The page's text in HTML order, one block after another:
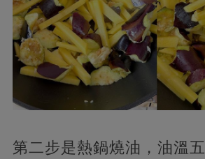
第二步是熱鍋燒油，油溫